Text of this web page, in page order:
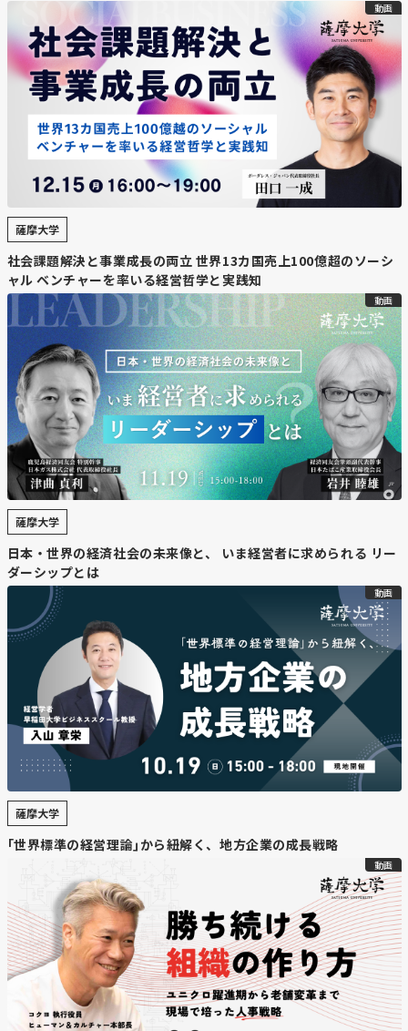
動画
薩摩大学
社会課題解決と事業成長の両立 世界13カ国売上100億超のソーシ
ャル ベンチャーを率いる経営哲学と実践知
動画
薩摩大学
日本・世界の経済社会の未来像と、 いま経営者に求められる リー
ダーシップとは
動画
薩摩大学
｢世界標準の経営理論｣から紐解く、地方企業の成長戦略
動画